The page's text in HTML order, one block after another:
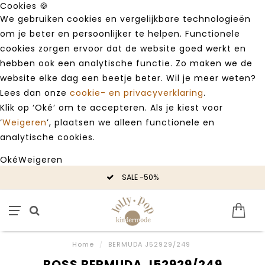
Cookies 🍪
We gebruiken cookies en vergelijkbare technologieën
om je beter en persoonlijker te helpen. Functionele
cookies zorgen ervoor dat de website goed werkt en
hebben ook een analytische functie. Zo maken we de
website elke dag een beetje beter. Wil je meer weten?
Lees dan onze cookie- en privacyverklaring.
Klik op ‘Oké’ om te accepteren. Als je kiest voor
‘Weigeren’, plaatsen we alleen functionele en
analytische cookies.
OkéWeigeren
SALE -50%
Home / BERMUDA J52929/249